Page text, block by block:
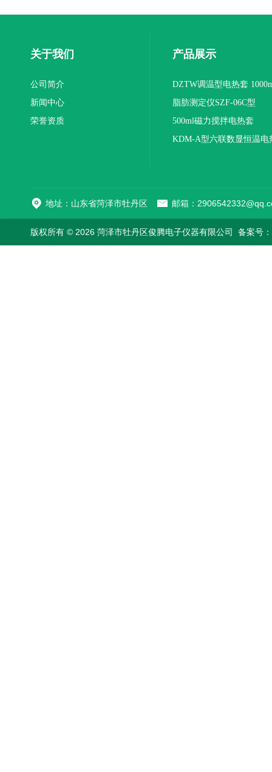
关于我们
公司简介
新闻中心
荣誉资质
产品展示
DZTW调温型电热套
联
脂肪测定仪SZF-06C型
500ml磁力搅拌电热套
KDM-A型六联数显恒温电
地址：山东省菏泽市牡丹区 邮箱：
版权所有 © 2026 菏泽市牡丹区俊腾电子仪器有限公司 备案号